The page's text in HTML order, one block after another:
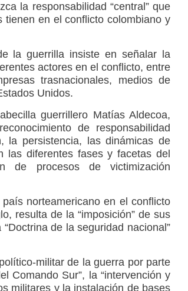
la responsabilidad “central” que
tienen en el conflicto colombiano y
la guerrilla insiste en señalar la
actores en el conflicto, entre
trasnacionales, medios de
Unidos.
guerrillero Matías Aldecoa,
de responsabilidad
la persistencia, las dinámicas de
las diferentes fases y facetas del
de procesos de victimización
norteamericano en el conflicto
resulta de la “imposición” de sus
de la seguridad nacional”
militar de la guerra por parte
Comando Sur”, la “intervención y
militares y la instalación de bases